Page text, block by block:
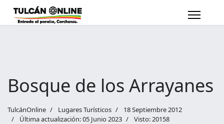
Bosque de los Arrayanes
TulcánOnline Lugares Turísticos
18 Septiembre 2012
Última actualización: 05 Junio 2023
Visto: 20158